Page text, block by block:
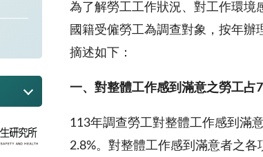
為了解勞工工作狀況、對工作環境
國籍受僱勞工為調查對象，按年
摘述如下：
一、 對整體工作感到滿意之勞工占7
113年調查勞工對整體工作感到滿
2.8%。對整體工作感到滿意者之